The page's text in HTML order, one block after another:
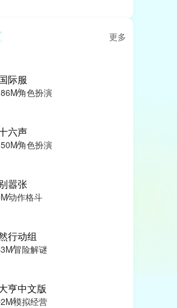
更多
际服
角色扮演
六声
角色扮演
嚣张
动作格斗
行动组
冒险解谜
亨中文版
模拟经营